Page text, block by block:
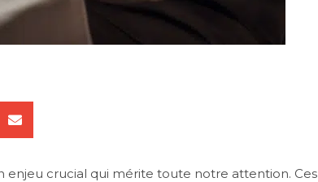
enjeu crucial qui mérite toute notre attention. Ces